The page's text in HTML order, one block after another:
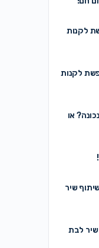
לקנות
לקנות
או
שיר
לבת